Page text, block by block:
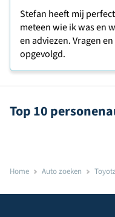
Stefan heeft mij
meteen wie ik was en
en adviezen. Vragen
opgevolgd.
Top 10
Home Auto zoeken